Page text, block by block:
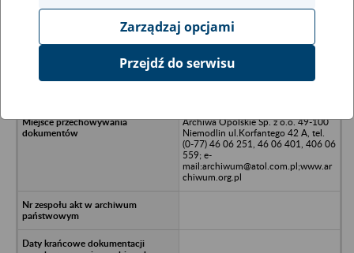
Ukryj wszystkie pozycje bazy
Opolskie Przedsiębiorstwo
Archiwa Opolskie Sp. z o.o. 49-100
Niemodlin ul.Korfantego 42 A, tel.
(0-77) 46 06 251, 46 06 401, 406 06
559; e-
mail:archiwum@atol.com.pl;www.ar
chiwum.org.pl
Zarządzaj opcjami
Przejdź do serwisu